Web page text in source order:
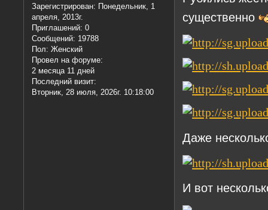
Зарегистрирован: Понедельник, 1
апреля, 2013г.
Приглашений: 0
Сообщений: 19788
Пол: Женский
Провел на форуме:
2 месяца 11 дней
Последний визит:
Вторник, 28 июля, 2026г. 10:18:00
существенно
Даже
И вот